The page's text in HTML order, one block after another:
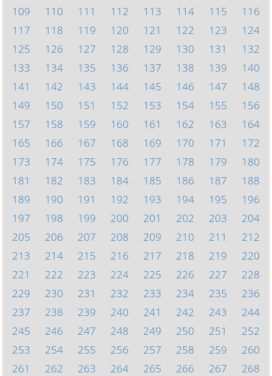
109
110 111 112 113 114 115
116
117
118 119 120 121 122 123
124
125
126 127 128 129 130 131
132
133
134 135 136 137 138 139
140
141
142 143 144 145 146 147
148
149
150 151 152 153 154 155
156
157
158 159 160 161 162 163
164
165
166 167 168 169 170 171
172
173
174 175 176 177 178 179
180
181
182 183 184 185 186 187
188
189
190 191 192 193 194 195
196
197
198 199 200 201 202 203
204
205
206 207 208 209 210 211
212
213
214 215 216 217 218 219
220
221
222 223 224 225 226 227
228
229
230 231 232 233 234 235
236
237
238 239 240 241 242 243
244
245
246 247 248 249 250 251
252
253
254 255 256 257 258 259
260
261
262 263 264 265 266 267
268